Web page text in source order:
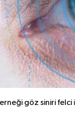
göz siniri felci